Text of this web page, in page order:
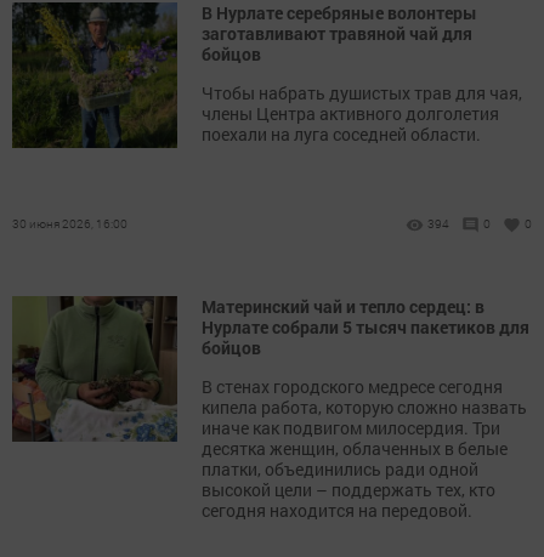
В Нурлате серебряные волонтеры
заготавливают травяной чай для
бойцов
Чтобы набрать душистых трав для чая,
члены Центра активного долголетия
поехали на луга соседней области.
30 июня 2026, 16:00 394 0 0
Материнский чай и тепло сердец: в
Нурлате собрали 5 тысяч пакетиков для
бойцов
В стенах городского медресе сегодня
кипела работа, которую сложно назвать
иначе как подвигом милосердия. Три
десятка женщин, облаченных в белые
платки, объединились ради одной
высокой цели – поддержать тех, кто
сегодня находится на передовой.